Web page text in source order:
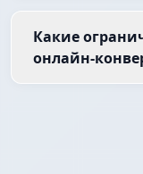
Какие
онлайн-